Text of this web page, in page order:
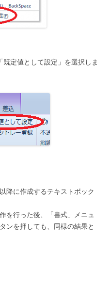
定値として設定」を選択しま
降に作成するテキストボック
を行った後、「書式」メニュ
ンを押しても、同様の結果と